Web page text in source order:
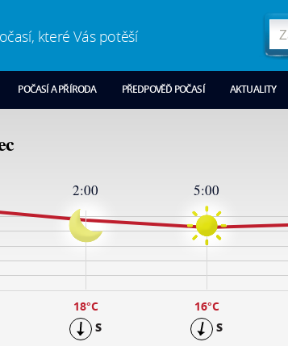
které Vás potěší
POČASÍ A PŘÍRODA PŘEDPOVĚĎ POČASÍ AKTUALITY
2:00
18°C
S
5:00
16°C
S